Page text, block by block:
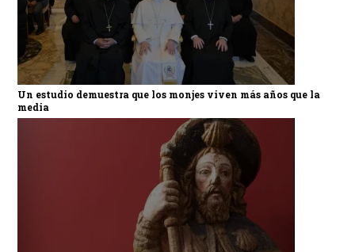
Un estudio demuestra que los monjes viven más años que la
media